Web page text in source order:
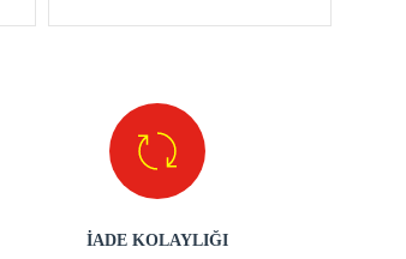
İADE KOLAYLIĞI